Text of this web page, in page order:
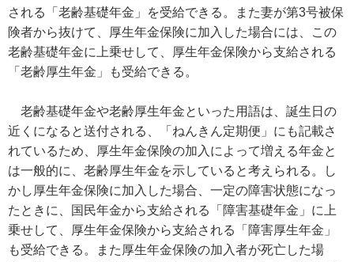
される「老齢基礎年金」を受給できる。また妻が第3号被保
険者から抜けて、厚生年金保険に加入した場合には、この
老齢基礎年金に上乗せして、厚生年金保険から支給される
「老齢厚生年金」も受給できる。
老齢基礎年金や老齢厚生年金といった用語は、誕生日の
近くになると送付される、「ねんきん定期便」にも記載さ
れているため、厚生年金保険の加入によって増える年金と
は一般的に、老齢厚生年金を示していると考えられる。し
かし厚生年金保険に加入した場合、一定の障害状態になっ
たときに、国民年金から支給される「障害基礎年金」に上
乗せして、厚生年金保険から支給される「障害厚生年金」
も受給できる。また厚生年金保険の加入者が死亡した場